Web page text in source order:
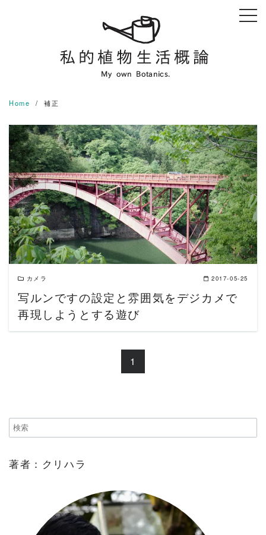
Home 補正
READ MORE
カメラ 2017-05-25
写ルンですの設定と雰囲気をデジカメで
再現しようとする遊び
1
著者：クリハラ